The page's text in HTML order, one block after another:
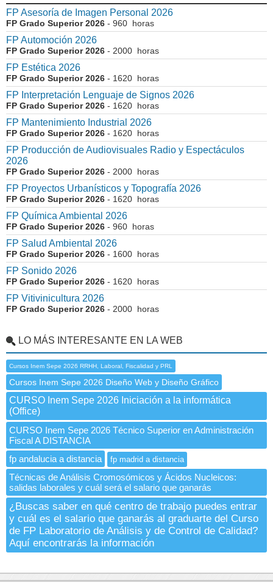
FP Asesoría de Imagen Personal 2026
FP Grado Superior 2026 - 960 horas
FP Automoción 2026
FP Grado Superior 2026 - 2000 horas
FP Estética 2026
FP Grado Superior 2026 - 1620 horas
FP Interpretación Lenguaje de Signos 2026
FP Grado Superior 2026 - 1620 horas
FP Mantenimiento Industrial 2026
FP Grado Superior 2026 - 1620 horas
FP Producción de Audiovisuales Radio y Espectáculos
2026
FP Grado Superior 2026 - 2000 horas
FP Proyectos Urbanísticos y Topografía 2026
FP Grado Superior 2026 - 1620 horas
FP Química Ambiental 2026
FP Grado Superior 2026 - 960 horas
FP Salud Ambiental 2026
FP Grado Superior 2026 - 1600 horas
FP Sonido 2026
FP Grado Superior 2026 - 1620 horas
FP Vitivinicultura 2026
FP Grado Superior 2026 - 2000 horas
LO MÁS INTERESANTE EN LA WEB
Cursos Inem Sepe 2026 RRHH, Laboral, Fiscalidad y PRL
Cursos Inem Sepe 2026 Diseño Web y Diseño Gráfico
CURSO Inem Sepe 2026 Iniciación a la informática
(Office)
CURSO Inem Sepe 2026 Técnico Superior en Administración
Fiscal A DISTANCIA
fp andalucia a distancia
fp madrid a distancia
Técnicas de Análisis Cromosómicos y Ácidos Nucleicos:
salidas laborales y cuál será el salario que ganarás
¿Buscas saber en qué centro de trabajo puedes entrar
y cuál es el salario que ganarás al graduarte del Curso
de FP Laboratorio de Análisis y de Control de Calidad?
Aquí encontrarás la información